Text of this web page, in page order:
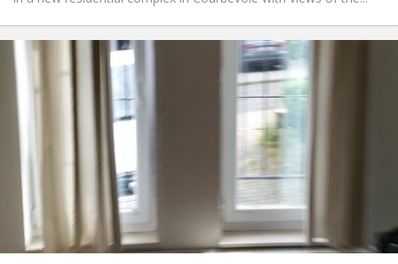
Infos Pratiques
1070 € (535 €/pers.)
230 € (115 €/pers.)
Sous conditions
Aménagement
Privée (pièce distincte)
Superficie:
58 m
Pièces privées:
2